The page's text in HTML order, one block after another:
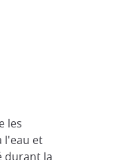
les
l'eau et
durant la